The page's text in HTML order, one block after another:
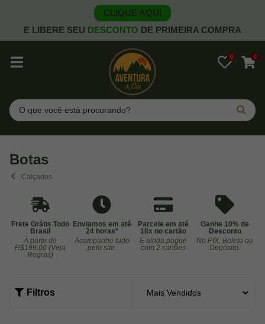
CLIQUE AQUI
E LIBERE SEU DESCONTO DE PRIMEIRA COMPRA
0 0
Pesquisar
Botas
Calçados
Frete Grátis Todo
Brasil
À partir de
R$199,00 (Veja
Regras)
Enviamos em até
24 horas*
Acompanhe tudo
pelo site.
Parcele em até
18x no cartão
E ainda pague
com 2 cartões
Ganhe 10% de
Desconto
No PIX, Boleto ou
Depósito.
Filtros